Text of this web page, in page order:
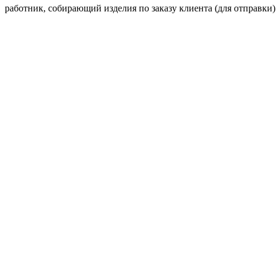
работник, собирающий изделия по заказу клиента (для отправки)